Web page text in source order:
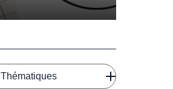
Thématiques